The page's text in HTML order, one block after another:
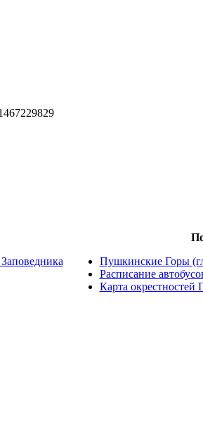
Пушкинские Горы
Расписание
Карта